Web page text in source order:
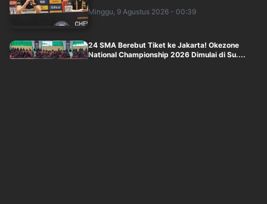
Minggu, 9 Agustus 2026 - 00:39
24 SMA Berebut Tiket ke Jakarta! Okezone
National Championship 2026 Dimulai di Su....